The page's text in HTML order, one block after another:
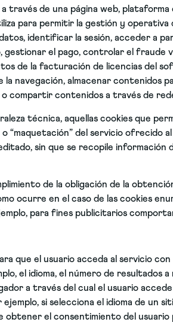
través de una página web,
para permitir la gestión y
identificar la sesión, acceder a
gestionar el pago, controlar el fraude
de la facturación de licencias del
navegación, almacenar contenidos
compartir contenidos a través de
técnica, aquellas cookies que
“maquetación” del servicio ofrecido
sin que se recopile información
de la obligación de la
ocurre en el caso de las cookies
para fines publicitarios
que el usuario acceda al servicio
el idioma, el número de resultados
a través del cual el usuario
si selecciona el idioma de un
obtener el consentimiento del